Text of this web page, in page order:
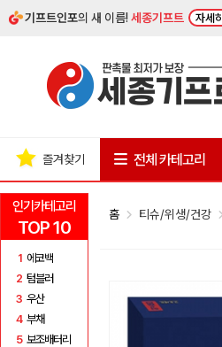
기프트인포의 새 이름!세종기프트 자세히
인기카테고리
TOP 10
1 에코백
2 텀블러
3 우산
4 부채
5 보조배터리
즐겨찾기 전체 카테고리
홈 티슈/위생/건강